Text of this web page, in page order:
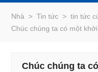
Nhà > Tin tức > tin tức
Chúc chúng ta có một
Chúc chúng ta